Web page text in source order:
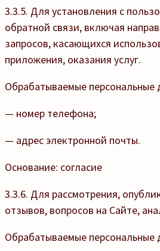
3.3.5. Для установления с
обратной связи, включая
запросов, касающихся
приложения, оказания услуг.
Обрабатываемые персональные
— номер телефона;
— адрес электронной почты.
Основание: согласие
3.3.6. Для рассмотрения,
отзывов, вопросов на Cайте,
Обрабатываемые персональные